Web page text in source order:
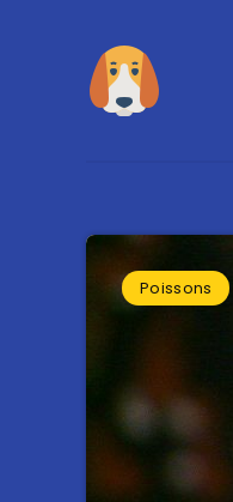
Poissons